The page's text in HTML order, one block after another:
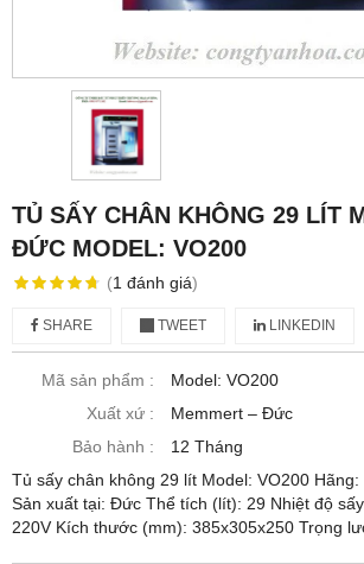
TỦ SẤY CHÂN KHÔNG 29 LÍT
ĐỨC MODEL: VO200
(1 đánh giá)
SHARE TWEET LINKEDIN
Mã sản phẩm :
Model: VO200
Xuất xứ :
Memmert – Đức
Bảo hành :
12 Tháng
Tủ sấy chân không 29 lít Model: VO200
Sản xuất tại: Đức Thể tích (lít): 29 Nhiệt độ
220V Kích thước (mm): 385x305x250 Trọng